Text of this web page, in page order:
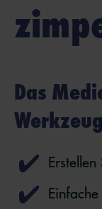
Das
Werkzeug